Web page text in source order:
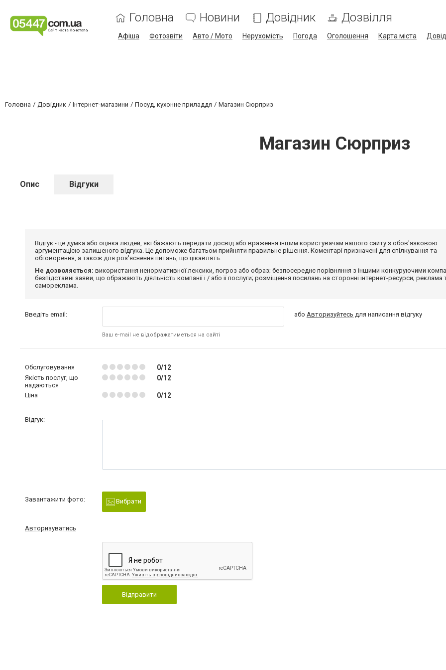
Головна Новини Довідник Дозвілля
Афіша Фотозвіти Авто / Мото Нерухомість Погода Оголошення Карта міста
Головна Довідник Інтернет-магазини Посуд, кухонне приладдя Магазин Сюрприз
Магазин Сюрприз
Опис Відгуки
Відгук - це думка або оцінка людей, які бажають передати досвід або враження іншим користувачам нашого сайту з обов'язковою
аргументацією залишеного відгука. Це допоможе багатьом прийняти правильне рішення. Коментарі призначені для спілкування та
обговорення, а також для роз'яснення питань, що цікавлять.
Не дозволяється: використання ненормативної лексики, погроз або образ; безпосереднє порівняння з іншими конкуруючими
безпідставні заяви, що ображають діяльність компанії і / або її послуги; розміщення посилань на сторонні інтернет-ресурси; реклама
самореклама.
Введіть email:
Ваш e-mail не відображатиметься на сайті
абоАвторизуйтесь для написання відгуку
Обслуговування 0/12
Якість послуг, що
надаються
0/12
Ціна 0/12
Відгук:
Завантажити фото: Вибрати
Авторизуватись
Відправити